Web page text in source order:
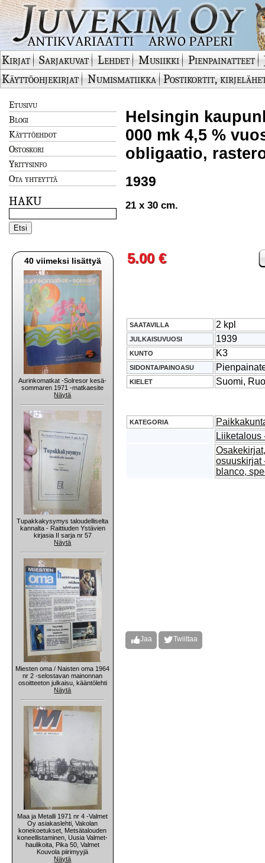
Kirjat Sarjakuvat Lehdet Musiikki Pienpainatteet
Käyttöohjekirjat
Numismatiikka Postikortit,
Etusivu
Blogi
Käyttöehdot
Ostoskori
Yritysinfo
Ota yhteyttä
HAKU
40 viimeksi lisättyä
Aurinkomatkat -Solresor kesä-
sommaren 1971 -matkaesite
Näytä
Tupakkakysymys taloudelliselta
kannalta - Raittiuden Ystävien
kirjasia II sarja nr 57
Näytä
Miesten oma / Naisten oma 1964
nr 2 -selostavan mainonnan
osoitteeton julkaisu, kääntölehti
Näytä
Maa ja Metalli 1971 nr 4 -Valmet
Oy asiakaslehti, Vakolan
konekoetukset, Metsätalouden
koneellistaminen, Uusia Valmet-
haulikoita, Pika 50, Valmet
Kouvola piirimyyjä
Näytä
Helsingin
000 mk 4,5 %
obligaatio,
1939
21 x 30 cm.
5.00 €
SAATAVILLA 2 kpl
JULKAISUVUOSI 1939
KUNTO K3
SIDONTA/PAINOASU
KIELET Suomi,
KATEGORIA
Liiketalous
osuuskirjat
blanco,
Jaa Twiittaa